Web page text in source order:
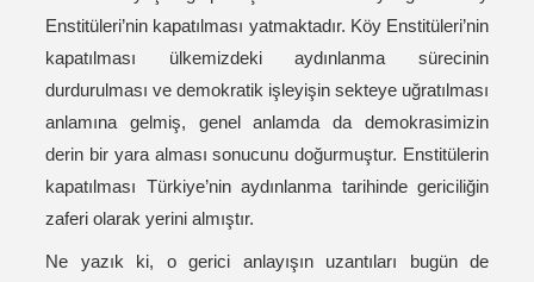
Enstitüleri’nin kapatılması yatmaktadır. Köy Enstitüleri’nin
kapatılması ülkemizdeki aydınlanma sürecinin
durdurulması ve demokratik işleyişin sekteye uğratılması
anlamına gelmiş, genel anlamda da demokrasimizin
derin bir yara alması sonucunu doğurmuştur. Enstitülerin
kapatılması Türkiye’nin aydınlanma tarihinde gericiliğin
zaferi olarak yerini almıştır.
Ne yazık ki, o gerici anlayışın uzantıları bugün de